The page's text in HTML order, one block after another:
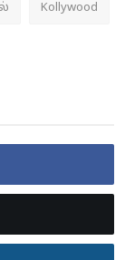
Kollywood